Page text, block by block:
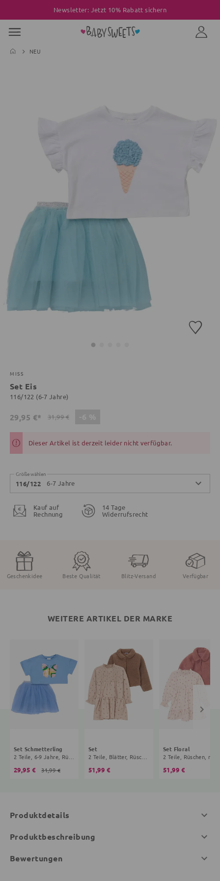
Newsletter: Jetzt 10% Rabatt sichern
NEU
MISS
Set Eis
116/122 (6-7 Jahre)
29,95 €* 31,99 €
Dieser Artikel ist derzeit leider nicht verfügbar.
Größe wählen
116/122 6-7 Jahre
Kauf auf
Rechnung
14 Tage
Widerrufsrecht
Geschenkidee Beste Qualität Blitz-Versand Verfügbar
WEITERE ARTIKEL DER MARKE
Set Schmetterling
2 Teile, 6-9 Jahre, Rüschen, Pailletten, hellblau
29,95 € 31,99 €
Set
2 Teile, Blätter, Rüschen, braun, beige
51,99 €
Set Floral
2 Teile, Rüschen, rosa
51,99 €
Produktdetails
Produktbeschreibung
Bewertungen